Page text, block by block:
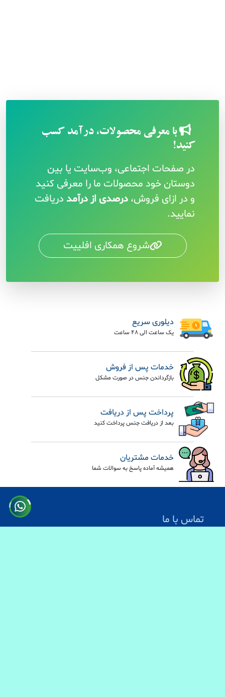
با معرفی محصولات، درآمد کسب
کنید!
در صفحات اجتماعی، وب‌سایت یا بین
دوستان خود محصولات ما را معرفی کنید
و در ازای فروش، درصدی از درآمد دریافت
نمایید.
شروع همکاری افلییت
دیلوری سریع
یک ساعت الی 48 ساعت
خدمات پس از فروش
بازگرداندن جنس در صورت مشکل
پرداخت پس از دریافت
بعد از دریافت جنس پرداخت کنید
خدمات مشتریان
همیشه آماده پاسخ به سوالات شما
تماس با ما